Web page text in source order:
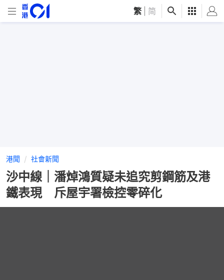
繁 简
港聞 社會新聞
沙中線｜潘焯鴻質疑未追究剪鋼筋及港
鐵表現 斥屋宇署檢控零碎化